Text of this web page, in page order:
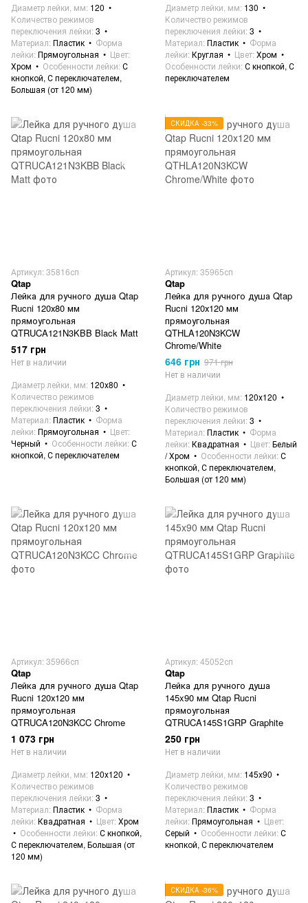
Диаметр лейки, мм 120
Количество режимов
переключения лейки 3
Материал Пластик
Форма
лейки Прямоугольная
Цвет
Хром
Особенности лейки С
кнопкой, С переключателем,
Большая (от 120 мм)
Диаметр лейки, мм 130
Количество режимов
переключения лейки 3
Материал Пластик
Форма
лейки Круглая Цвет Хром
Особенности лейки С кнопкой, С
переключателем
Артикул: 35816сп
Qtap
Лейка для ручного душа Qtap
Rucni 120х80 мм
прямоугольная
QTRUCA121N3KBB Black Matt
517 грн
Нет в наличии
Диаметр лейки, мм 120х80
Количество режимов
переключения лейки 3
Материал Пластик
Форма
лейки Прямоугольная
Цвет
Черный
Особенности лейки С
кнопкой, С переключателем
СКИДКА -33%
Артикул: 35965сп
Qtap
Лейка для ручного душа Qtap
Rucni 120х120 мм
прямоугольная
QTHLA120N3KCW
Chrome/White
646 грн 971 грн
Нет в наличии
Диаметр лейки, мм 120х120
Количество режимов
переключения лейки 3
Материал Пластик
Форма
лейки Квадратная Цвет Белый
/ Хром
Особенности лейки С
кнопкой, С переключателем,
Большая (от 120 мм)
Артикул: 35966сп
Qtap
Лейка для ручного душа Qtap
Rucni 120х120 мм
прямоугольная
QTRUCA120N3KCC Chrome
1 073 грн
Нет в наличии
Диаметр лейки, мм 120х120
Количество режимов
переключения лейки 3
Материал Пластик
Форма
лейки Квадратная Цвет Хром
Особенности лейки С кнопкой,
С переключателем, Большая (от
120 мм)
Артикул: 45052сп
Qtap
Лейка для ручного душа
145x90 мм Qtap Rucni
прямоугольная
QTRUCA145S1GRP Graphite
250 грн
Нет в наличии
Диаметр лейки, мм 145x90
Количество режимов
переключения лейки 3
Материал Пластик
Форма
лейки Прямоугольная
Цвет
Серый
Особенности лейки С
кнопкой, С переключателем
СКИДКА -36%